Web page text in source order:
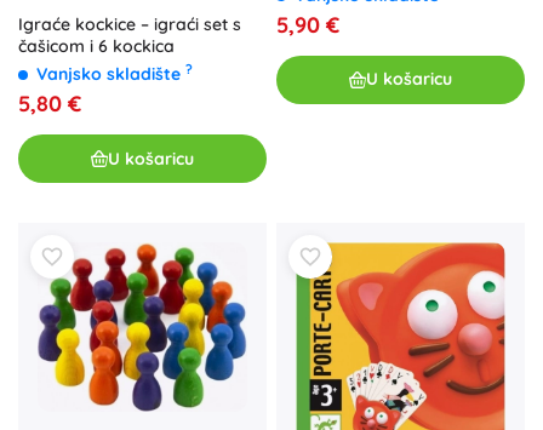
Igraće kockice – igraći set s
čašicom i 6 kockica
Vanjsko skladište ?
5,80 €
U košaricu
5,90 €
U košaricu